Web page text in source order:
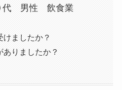
代 男性 飲食業
けましたか？
ありましたか？